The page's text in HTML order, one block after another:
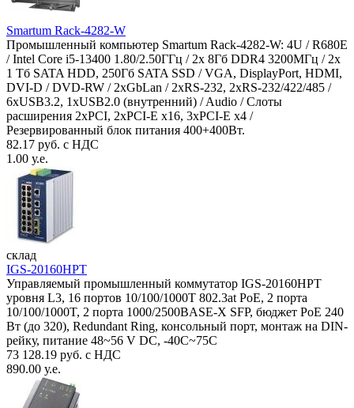
Smartum Rack-4282-W
Промышленный компьютер Smartum Rack-4282-W: 4U / R680E
/ Intel Core i5-13400 1.80/2.50ГГц / 2x 8Гб DDR4 3200МГц / 2x
1 Тб SATA HDD, 250Гб SATA SSD / VGA, DisplayPort, HDMI,
DVI-D / DVD-RW / 2xGbLan / 2xRS-232, 2xRS-232/422/485 /
6xUSB3.2, 1xUSB2.0 (внутренний) / Audio / Слоты
расширения 2xPCI, 2xPCI-E x16, 3xPCI-E x4 /
Резервированный блок питания 400+400Вт.
82.17 руб. с НДС
1.00 у.е.
склад
IGS-20160HPT
Управляемый промышленный коммутатор IGS-20160HPT
уровня L3, 16 портов 10/100/1000T 802.3at PoE, 2 порта
10/100/1000T, 2 порта 1000/2500BASE-X SFP, бюджет PoE 240
Вт (до 320), Redundant Ring, консольный порт, монтаж на DIN-
рейку, питание 48~56 V DC, -40С~75C
73 128.19 руб. с НДС
890.00 у.е.